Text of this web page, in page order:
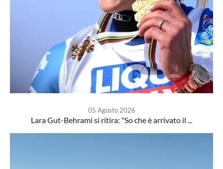
05 Agosto 2026
Lara Gut-Behrami si ritira: "So che è arrivato il ...